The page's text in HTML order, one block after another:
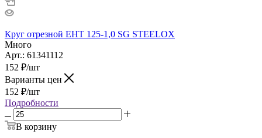
Круг отрезной ЕНТ 125-1,0 SG STEELOX
Много
Арт.: 61341112
152 ₽/шт
Варианты цен
152 ₽/шт
Подробности
В корзину